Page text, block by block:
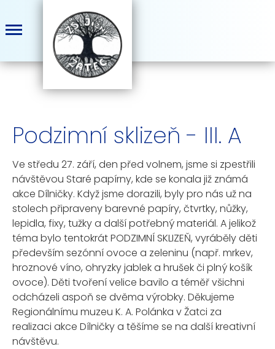
Podzimní sklizeň - III. A
Ve středu 27. září, den před volnem, jsme si zpestřili
návštěvou Staré papírny, kde se konala již známá
akce Dílničky. Když jsme dorazili, byly pro nás už na
stolech připraveny barevné papíry, čtvrtky, nůžky,
lepidla, fixy, tužky a další potřebný materiál. A jelikož
téma bylo tentokrát PODZIMNÍ SKLIZEŇ, vyráběly děti
především sezónní ovoce a zeleninu (např. mrkev,
hroznové víno, ohryzky jablek a hrušek či plný košík
ovoce). Děti tvoření velice bavilo a téměř všichni
odcházeli aspoň se dvěma výrobky. Děkujeme
Regionálnímu muzeu K. A. Polánka v Žatci za
realizaci akce Dílničky a těšíme se na další kreativní
návštěvu.